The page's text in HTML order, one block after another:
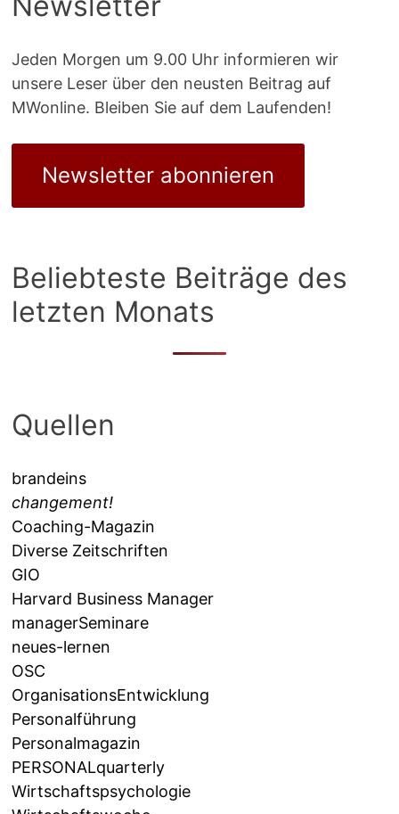
Jeden Morgen um 9.00 Uhr informieren wir
unsere Leser über den neusten Beitrag auf
MWonline. Bleiben Sie auf dem Laufenden!
Newsletter abonnieren
Beliebteste Beiträge des
letzten Monats
Quellen
brandeins
changement!
Coaching-Magazin
Diverse Zeitschriften
GIO
Harvard Business Manager
managerSeminare
neues-lernen
OSC
OrganisationsEntwicklung
Personalführung
Personalmagazin
PERSONALquarterly
Wirtschaftspsychologie